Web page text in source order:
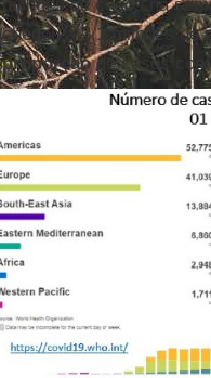
milhões de casos na
chegou a 3,1 milhões de
proporçãode casos